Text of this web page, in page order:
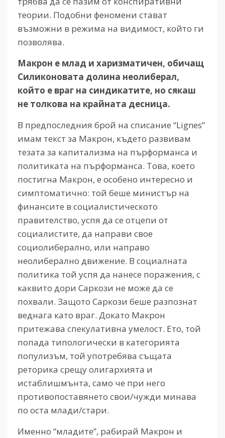
теории. Подобни феномени стават
възможни в режима на видимост, който ги
позволява.
Макрон е млад и харизматичен, обичащ
Силиконовата долина неолиберал,
който е враг на синдикатите, но сякаш
не толкова на крайната десница.
В предпоследния брой на списание “Lignes”
имам текст за Макрон, където развивам
тезата за капитализма на пърформанса и
политиката на пърформанса. Това, което
постигна Макрон, е особено интересно и
симптоматично: той беше министър на
финансите в социалистическото
правителство, успя да се отцепи от
социалистите, да направи свое
социолиберално, или направо
неолиберално движение. В социалната
политика той успя да нанесе поражения, с
каквито дори Саркози не може да се
похвали. Защото Саркози беше разпознат
веднага като враг. Докато Макрон
притежава спекулативна умелост. Ето, той
попада типологически в категорията
популизъм, той употребява същата
реторика срещу олигархията и
истаблишмънта, само че при него
противопоставянето свои/чужди минава
по оста млади/стари.
Именно “младите”, рабирай Макрон и